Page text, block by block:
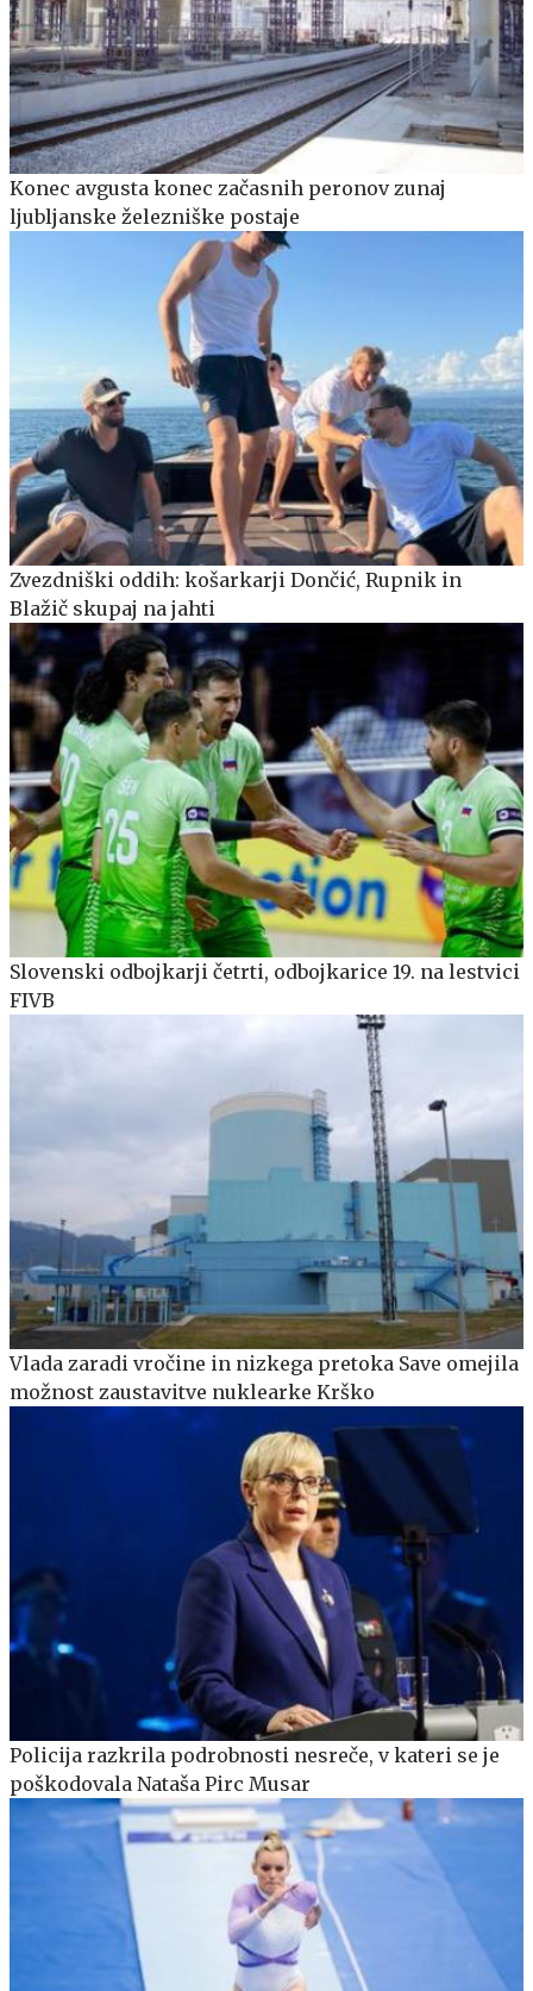
Konec avgusta konec začasnih peronov zunaj
ljubljanske železniške postaje
Zvezdniški oddih: košarkarji Dončić, Rupnik in
Blažič skupaj na jahti
Slovenski odbojkarji četrti, odbojkarice 19. na lestvici
FIVB
Vlada zaradi vročine in nizkega pretoka Save omejila
možnost zaustavitve nuklearke Krško
Policija razkrila podrobnosti nesreče, v kateri se je
poškodovala Nataša Pirc Musar